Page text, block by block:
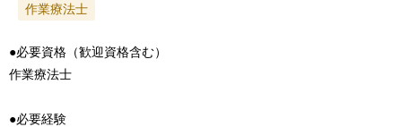
作業療法士
●必要資格（歓迎資格含む）
作業療法士
●必要経験